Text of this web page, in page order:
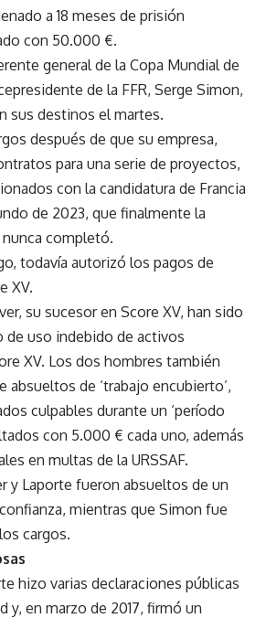
a 18 meses de prisión
con 50.000 €.
general de la Copa Mundial de
de la FFR, Serge Simon,
sus destinos el martes.
después de que su empresa,
para una serie de proyectos,
con la candidatura de Francia
de 2023, que finalmente la
completó.
todavía autorizó los pagos de
XV.
su sucesor en Score XV, han sido
de uso indebido de activos
XV. Los dos hombres también
absueltos de ‘trabajo encubierto’,
culpables durante un ‘período
con 5.000 € cada uno, además
en multas de la URSSAF.
y Laporte fueron absueltos de un
mientras que Simon fue
cargos.
hizo varias declaraciones públicas
y, en marzo de 2017, firmó un